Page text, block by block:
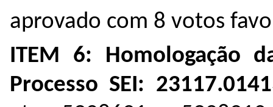
aprovado com 8 votos
ITEM 6: Homologação
Processo SEI: